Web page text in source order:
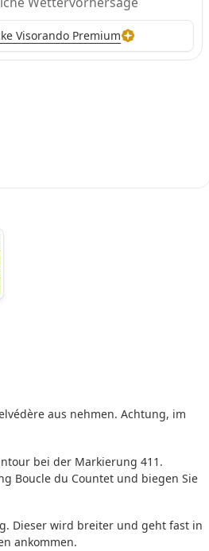
Visorando Premium
aus nehmen. Achtung, im
bei der Markierung 411.
Boucle du Countet und biegen Sie
Dieser wird breiter und geht fast in
ankommen.